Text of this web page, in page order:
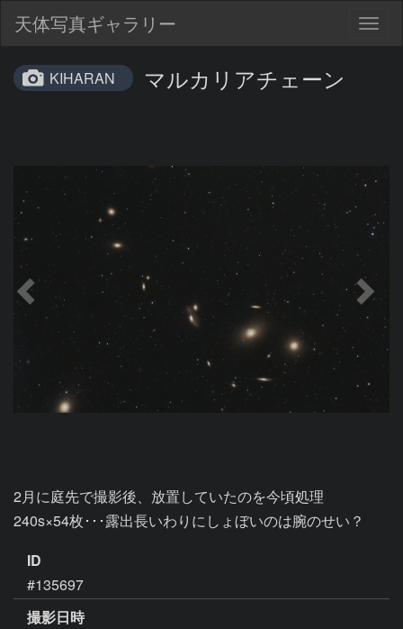
天体写真ギャラリー
KIHARAN マルカリアチェーン
2月に庭先で撮影後、放置していたのを今頃処理
240s×54枚･･･露出長いわりにしょぼいのは腕のせい？
ID
#135697
撮影日時